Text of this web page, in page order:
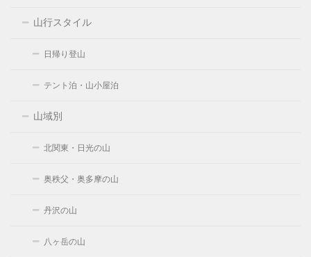
山行スタイル
日帰り登山
テント泊・山小屋泊
山域別
北関東・日光の山
奥秩父・奥多摩の山
丹沢の山
八ヶ岳の山